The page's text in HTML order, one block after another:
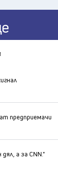
предприемачи
а за CNN."